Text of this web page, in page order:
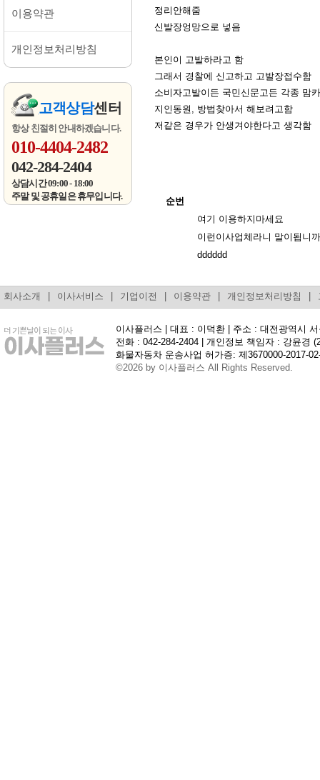
이용약관
개인정보처리방침
고객상담센터
항상 친절히 안내하겠습니다.
010-4404-2482
042-284-2404
상담시간 09:00 - 18:00
주말 및 공휴일은 휴무입니다.
정리안해줌
신발장엉망으로 넣음
본인이 고발하라고 함
그래서 경찰에 신고하고 고발장접수함
소비자고발이든 국민신문고든 각종 맘
지인동원, 방법찾아서 해보려고함
저같은 경우가 안생겨야한다고 생각함
순번
여기 이용하지마세요
이런이사업체라니 말이됩니
dddddd
회사소개 이사서비스 기업이전 이용약관 개인정보처리방침
이사플러스 | 대표 : 이덕환 | 주소 : 대전광역시
전화 : 042-284-2404 | 개인정보 책임자 : 강윤경 (
화물자동차 운송사업 허가증: 제3670000-2017-
©2026 by 이사플러스 All Rights Reserved.